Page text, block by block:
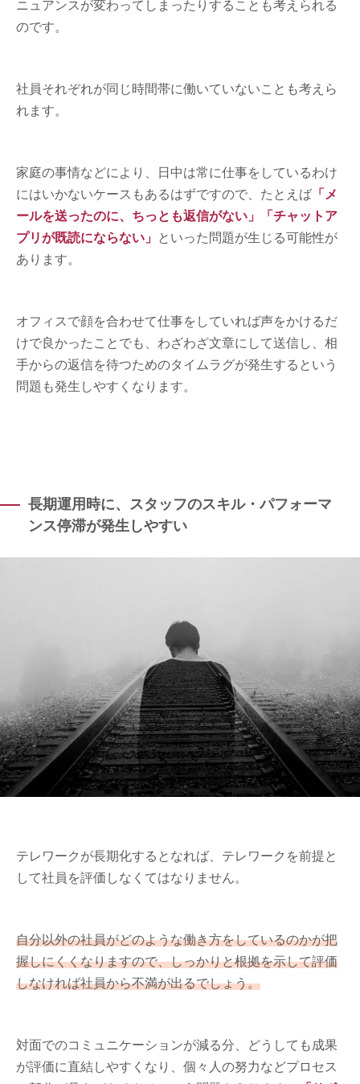
ニュアンスが変わってしまったりすることも考えられる
のです。
社員それぞれが同じ時間帯に働いていないことも考えら
れます。
家庭の事情などにより、日中は常に仕事をしているわけ
にはいかないケースもあるはずですので、たとえば 「メ
ールを送ったのに、ちっとも返信がない」「チャットア
プリが既読にならない」 といった問題が生じる可能性が
あります。
オフィスで顔を合わせて仕事をしていれば声をかけるだ
けで良かったことでも、わざわざ文章にして送信し、相
手からの返信を待つためのタイムラグが発生するという
問題も発生しやすくなります。
長期運用時に、スタッフのスキル・パフォーマ
ンス停滞が発生しやすい
テレワークが長期化するとなれば、テレワークを前提と
して社員を評価しなくてはなりません。
自分以外の社員がどのような働き方をしているのかが把
握しにくくなりますので、しっかりと根拠を示して評価
しなければ社員から不満が出るでしょう。
対面でのコミュニケーションが減る分、どうしても成果
が評価に直結しやすくなり、個々人の努力などプロセス